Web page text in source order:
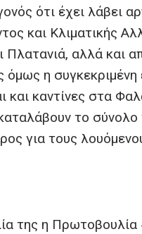
ότι έχει λάβει
και Κλιματικής
Πλατανιά, αλλά και
η συγκεκριμένη
και καντίνες στα
το
για τους
της η Πρωτοβουλία